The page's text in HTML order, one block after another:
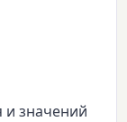
и значений